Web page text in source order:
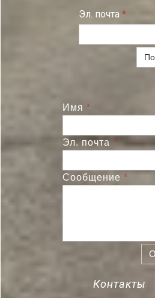
Эл. почта *
Имя *
Эл. почта *
Сообщение *
Контакты